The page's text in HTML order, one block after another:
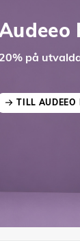
20% på
TILL AUDEEO